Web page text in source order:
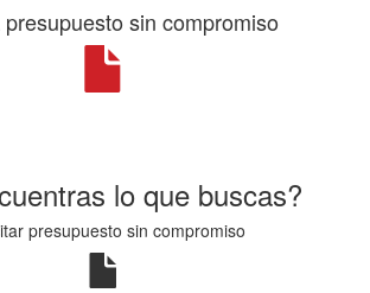
sin compromiso
lo que buscas?
presupuesto sin compromiso